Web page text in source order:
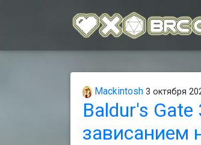
Mackintosh 3 октября
Baldur's
зависанием